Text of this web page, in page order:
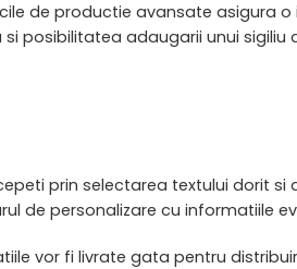
de productie avansate
posibilitatea adaugarii unui
prin selectarea textului dorit
de personalizare cu informatiile
vor fi livrate gata pentru